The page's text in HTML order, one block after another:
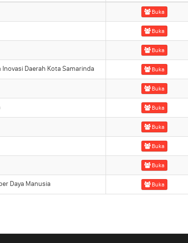
Buka
Buka
Buka
Daerah Kota Samarinda Buka
Buka
Buka
Buka
Buka
Buka
Daya Manusia Buka